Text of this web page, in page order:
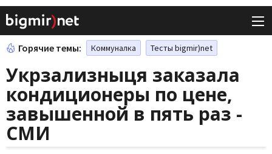
Горячие темы: Коммуналка Тесты bigmir)net
Укрзализныця заказала
кондиционеры по цене,
завышенной в пять раз -
СМИ